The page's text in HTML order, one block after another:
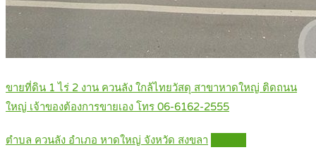
ขายที่ดิน 1 ไร่ 2 งาน ควนลัง ใกล้ไทยวัสดุ สาขาหาดใหญ่ ติดถนน
ใหญ่ เจ้าของต้องการขายเอง โทร 06-6162-2555
ตำบล ควนลัง อำเภอ หาดใหญ่ จังหวัด สงขลา